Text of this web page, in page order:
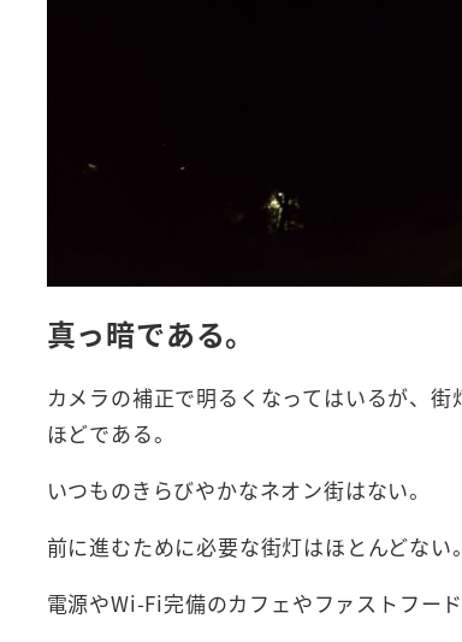
真っ暗である。
カメラの補正で明るくなってはいるが、
ほどである。
いつものきらびやかなネオン街はない。
前に進むために必要な街灯はほとんどない。
電源やWi-Fi完備のカフェやファストフード